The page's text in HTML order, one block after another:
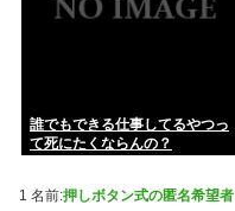
誰でもできる仕事してるやつっ
て死にたくならんの？
1 名前:押しボタン式の匿名希望者